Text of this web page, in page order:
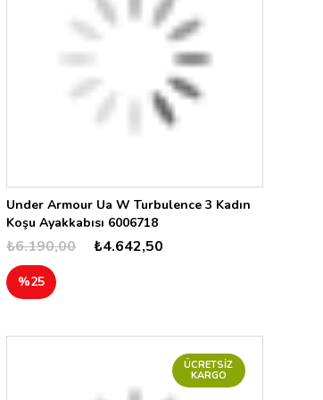
Under Armour Ua W Turbulence 3 Kadın
Koşu Ayakkabısı 6006718
₺4.642,50
₺6.190,00
%25
ÜCRETSIZ
KARGO